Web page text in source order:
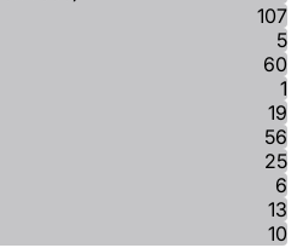
107
5
60
1
19
56
25
6
13
10